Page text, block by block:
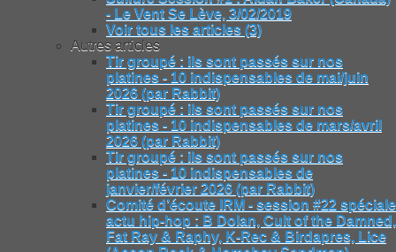
- Le Vent Se Lève, 3/02/2019
Voir tous les articles (3)
Autres articles
Tir groupé : ils sont passés sur nos
platines - 10 indispensables de mai/juin
2026 (par Rabbit)
Tir groupé : ils sont passés sur nos
platines - 10 indispensables de mars/avril
2026 (par Rabbit)
Tir groupé : ils sont passés sur nos
platines - 10 indispensables de
janvier/février 2026 (par Rabbit)
Comité d’écoute IRM - session #22 spéciale
actu hip-hop : B Dolan, Cult of the Damned,
Fat Ray & Raphy, K-Rec & Birdapres, Lice